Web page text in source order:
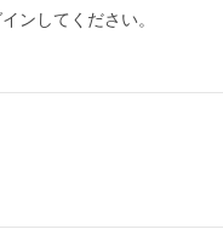
ンしてください。